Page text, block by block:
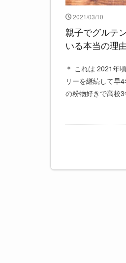
2021/03/10
親子でグルテ
いる本当の理
＊ これは 2021年
リーを継続して早
の粉物好きで高校